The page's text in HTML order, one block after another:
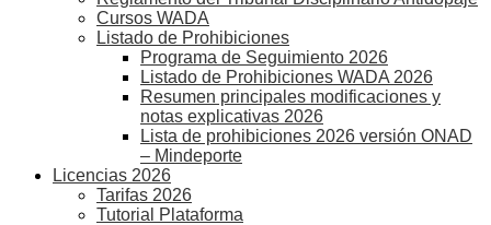
Cursos WADA
Listado de Prohibiciones
Programa de Seguimiento 2026
Listado de Prohibiciones WADA 2026
Resumen principales modificaciones y
notas explicativas 2026
Lista de prohibiciones 2026 versión ONAD
– Mindeporte
Licencias 2026
Tarifas 2026
Tutorial Plataforma